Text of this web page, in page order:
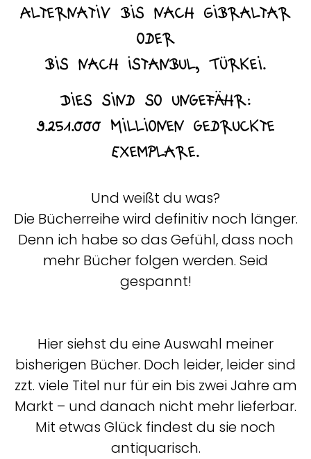
Alternativ bis nach Gibraltar
oder
bis nach Istanbul, Türkei.
Dies sind so ungefähr:
9.251.000 Millionen gedruckte
Exemplare.
Und weißt du was?
Die Bücherreihe wird definitiv noch länger.
Denn ich habe so das Gefühl, dass noch
mehr Bücher folgen werden. Seid
gespannt!
Hier siehst du eine Auswahl meiner
bisherigen Bücher. Doch leider, leider sind
zzt. viele Titel nur für ein bis zwei Jahre am
Markt – und danach nicht mehr lieferbar.
Mit etwas Glück findest du sie noch
antiquarisch.